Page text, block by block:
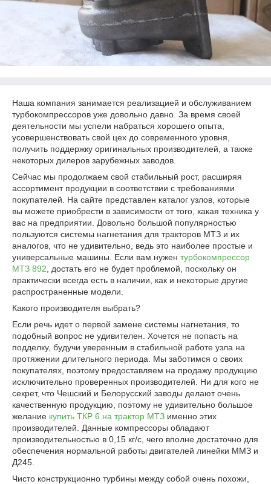
Наша компания занимается реализацией и обслуживанием
турбокомпрессоров уже довольно давно. За время своей
деятельности мы успели набраться хорошего опыта,
усовершенствовать свой цех до современного уровня,
получить поддержку оригинальных производителей, а также
некоторых дилеров зарубежных заводов.
Сейчас мы продолжаем свой стабильный рост, расширяя
ассортимент продукции в соответствии с требованиями
покупателей. На сайте представлен каталог узлов, которые
вы можете приобрести в зависимости от того, какая техника у
вас на предприятии. Довольно большой популярностью
пользуются системы нагнетания для тракторов МТЗ и их
аналогов, что не удивительно, ведь это наиболее простые и
универсальные машины. Если вам нужен турбокомпрессор
МТЗ 892 , достать его не будет проблемой, поскольку он
практически всегда есть в наличии, как и некоторые другие
распространенные модели.
Какого производителя выбрать?
Если речь идет о первой замене системы нагнетания, то
подобный вопрос не удивителен. Хочется не попасть на
подделку, будучи уверенным в стабильной работе узла на
протяжении длительного периода. Мы заботимся о своих
покупателях, поэтому предоставляем на продажу продукцию
исключительно проверенных производителей. Ни для кого не
секрет, что Чешский и Белорусский заводы делают очень
качественную продукцию, поэтому не удивительно большое
желание купить ТКР 6 на трактор МТЗ именно этих
производителей. Данные компрессоры обладают
производительностью в 0,15 кг/с, чего вполне достаточно для
обеспечения нормальной работы двигателей линейки ММЗ и
Д245.
Чисто конструкционно турбины между собой очень похожи,